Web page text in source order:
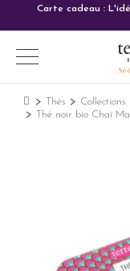
Carte cadeau :
Thés Collections
Thé noir bio Chaï